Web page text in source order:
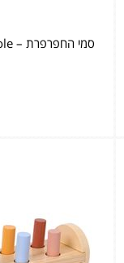
סמי החפרפרת – Sam The Mole